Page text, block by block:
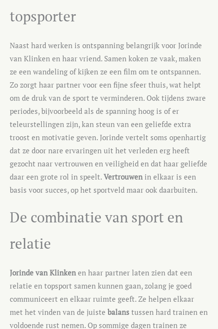
topsporter
Naast hard werken is ontspanning belangrijk voor Jorinde
van Klinken en haar vriend. Samen koken ze vaak, maken
ze een wandeling of kijken ze een film om te ontspannen.
Zo zorgt haar partner voor een fijne sfeer thuis, wat helpt
om de druk van de sport te verminderen. Ook tijdens zware
periodes, bijvoorbeeld als de spanning hoog is of er
teleurstellingen zijn, kan steun van een geliefde extra
troost en motivatie geven. Jorinde vertelt soms openhartig
dat ze door nare ervaringen uit het verleden erg heeft
gezocht naar vertrouwen en veiligheid en dat haar geliefde
daar een grote rol in speelt. Vertrouwenin elkaar is een
basis voor succes, op het sportveld maar ook daarbuiten.
De combinatie van sport en
relatie
Jorinde van Klinkenen haar partner laten zien dat een
relatie en topsport samen kunnen gaan, zolang je goed
communiceert en elkaar ruimte geeft. Ze helpen elkaar
met het vinden van de juiste balans tussen hard trainen en
voldoende rust nemen. Op sommige dagen trainen ze